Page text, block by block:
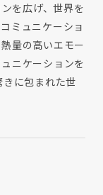
を広げ、世界を
ミュニケーショ
量の高いエモー
ニケーションを
きに包まれた世